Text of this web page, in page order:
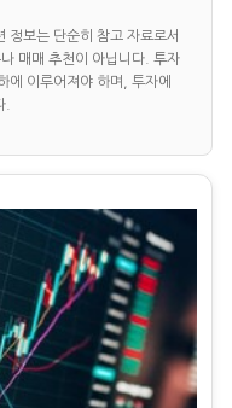
정보는 단순히 참고 자료로서
매매 추천이 아닙니다. 투자
에 이루어져야 하며, 투자에
.